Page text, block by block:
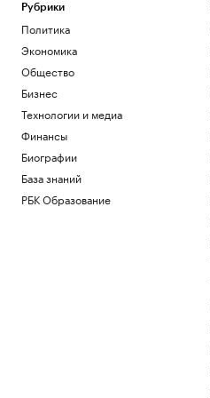
Рубрики
Политика
Экономика
Общество
Бизнес
Технологии и медиа
Финансы
Биографии
База знаний
РБК Образование